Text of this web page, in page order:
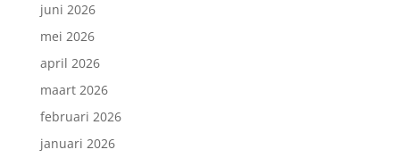
juni 2026
mei 2026
april 2026
maart 2026
februari 2026
januari 2026